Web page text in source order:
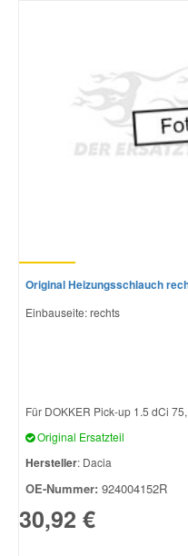
Original Heizungsschlauch
Einbauseite: rechts
Für DOKKER Pick-up 1.5 dCi
Original Ersatzteil
Hersteller: Dacia
OE-Nummer: 924004152R
30,92 €